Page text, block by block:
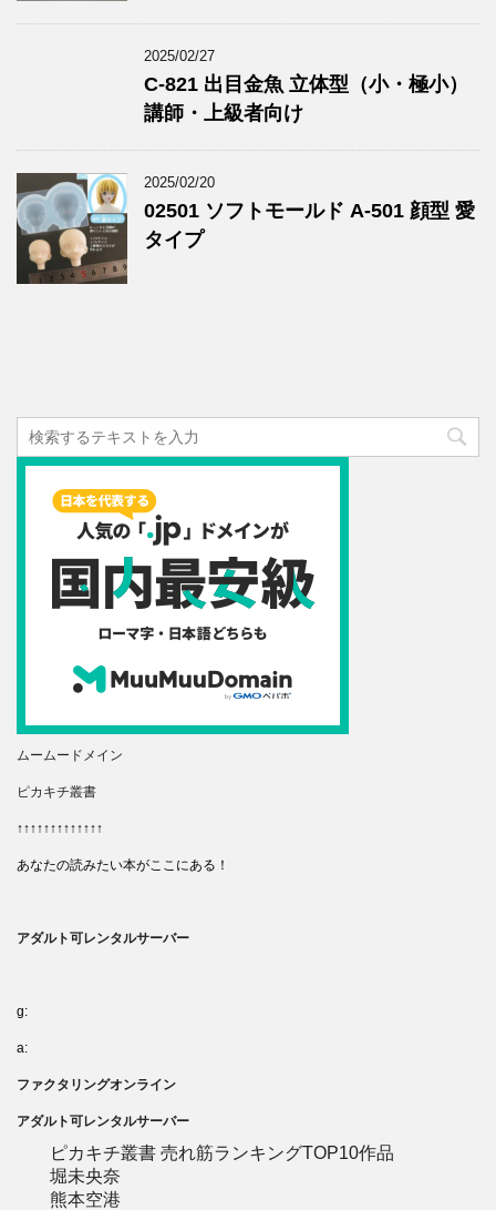
2025/02/27
C-821 出目金魚 立体型（小・極小）
講師・上級者向け
2025/02/20
02501 ソフトモールド A-501 顔型 愛
タイプ
ムームードメイン
ピカキチ叢書
↑↑↑↑↑↑↑↑↑↑↑↑↑
あなたの読みたい本がここにある！
アダルト可レンタルサーバー
g:
a:
ファクタリングオンライン
アダルト可レンタルサーバー
ピカキチ叢書 売れ筋ランキングTOP10作品
堀未央奈
熊本空港